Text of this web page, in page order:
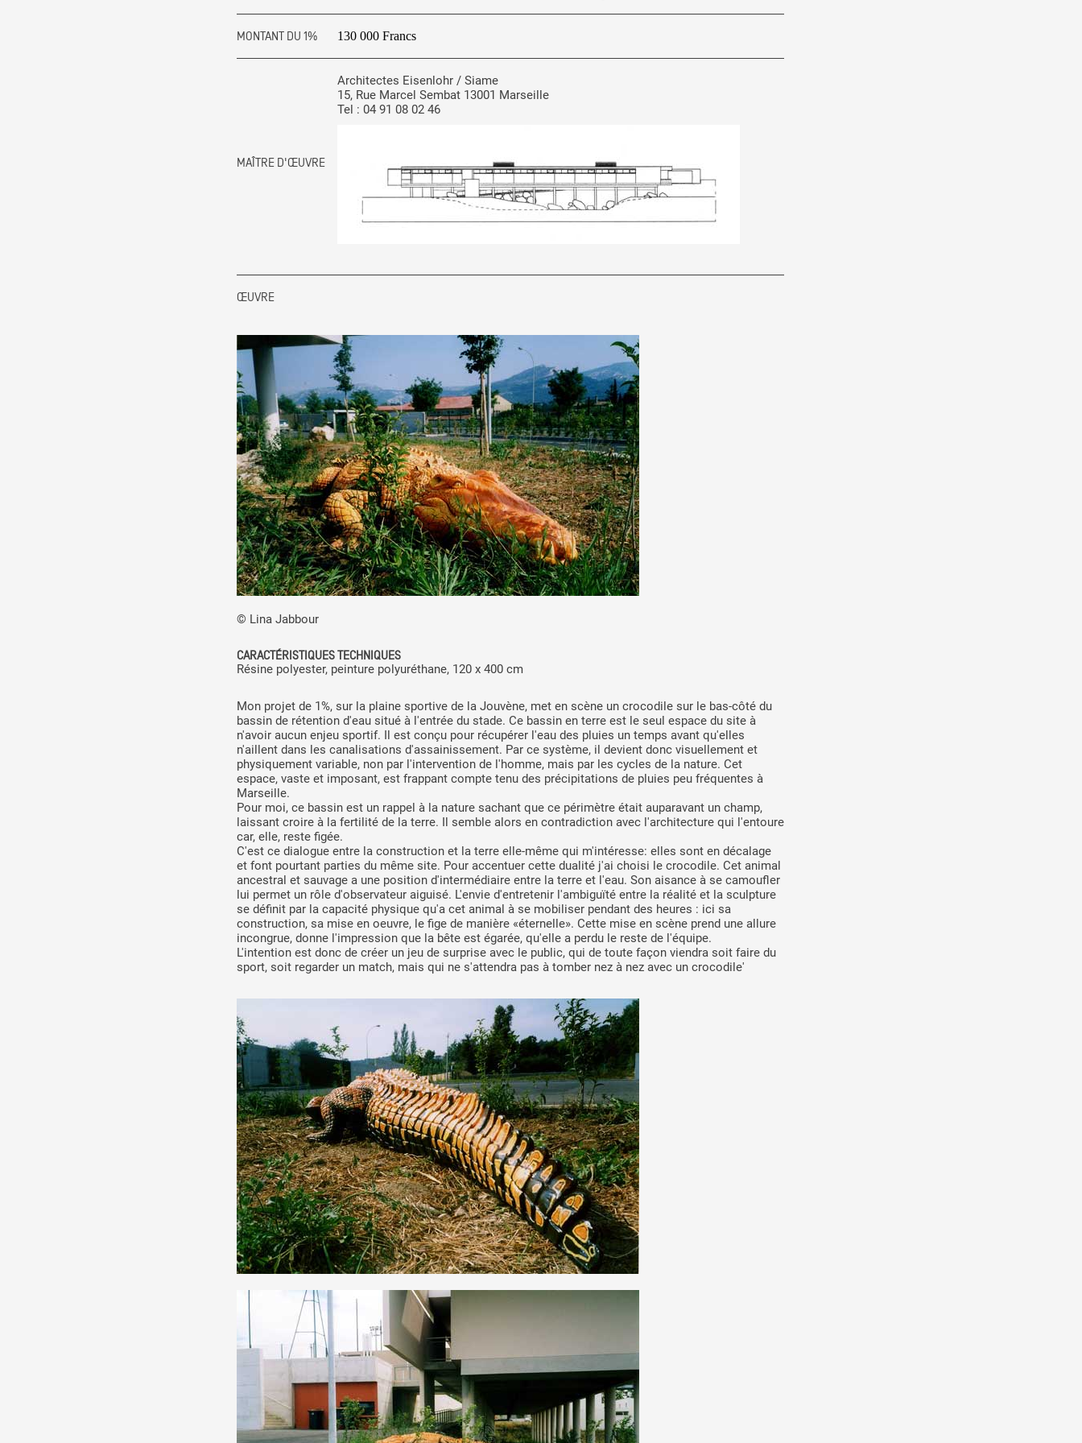
Production vidéo
Réseau documents d'artistes
MONTANT DU 1% 130 000 Francs
MAÎTRE D'ŒUVRE
Architectes Eisenlohr / Siame
15, Rue Marcel Sembat 13001 Marseille
Tel : 04 91 08 02 46
ŒUVRE
© Lina Jabbour
CARACTÉRISTIQUES TECHNIQUES
Résine polyester, peinture polyuréthane, 120 x 400 cm
Mon projet de 1%, sur la plaine sportive de la Jouvène, met en scène un crocodile sur le bas-côté du
bassin de rétention d'eau situé à l'entrée du stade. Ce bassin en terre est le seul espace du site à
n'avoir aucun enjeu sportif. Il est conçu pour récupérer l'eau des pluies un temps avant qu'elles
n'aillent dans les canalisations d'assainissement. Par ce système, il devient donc visuellement et
physiquement variable, non par l'intervention de l'homme, mais par les cycles de la nature. Cet
espace, vaste et imposant, est frappant compte tenu des précipitations de pluies peu fréquentes à
Marseille.
Pour moi, ce bassin est un rappel à la nature sachant que ce périmètre était auparavant un champ,
laissant croire à la fertilité de la terre. Il semble alors en contradiction avec l'architecture qui l'entoure
car, elle, reste figée.
C'est ce dialogue entre la construction et la terre elle-même qui m'intéresse: elles sont en décalage
et font pourtant parties du même site. Pour accentuer cette dualité j'ai choisi le crocodile. Cet animal
ancestral et sauvage a une position d'intermédiaire entre la terre et l'eau. Son aisance à se camoufler
lui permet un rôle d'observateur aiguisé. L'envie d'entretenir l'ambiguïté entre la réalité et la sculpture
se définit par la capacité physique qu'a cet animal à se mobiliser pendant des heures : ici sa
construction, sa mise en oeuvre, le fige de manière «éternelle». Cette mise en scène prend une allure
incongrue, donne l'impression que la bête est égarée, qu'elle a perdu le reste de l'équipe.
L'intention est donc de créer un jeu de surprise avec le public, qui de toute façon viendra soit faire du
sport, soit regarder un match, mais qui ne s'attendra pas à tomber nez à nez avec un crocodile'